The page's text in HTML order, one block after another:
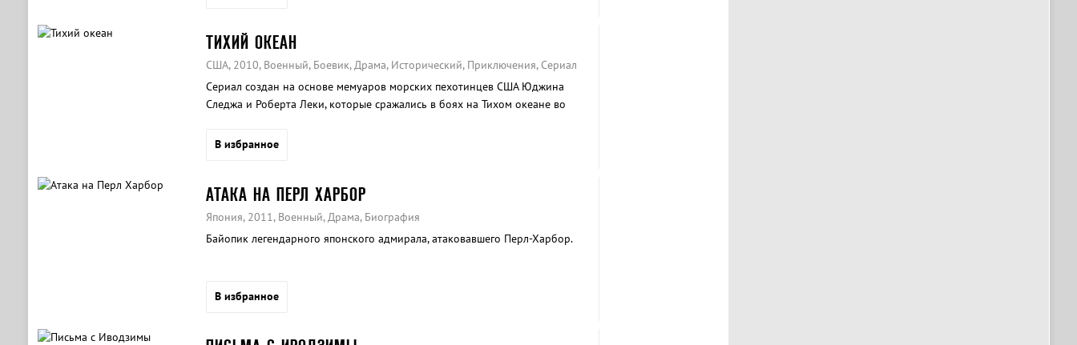
ТИХИЙ ОКЕАН
США, 2010, Военный, Боевик, Драма, Исторический, Приключения, Сериал
Сериал создан на основе мемуаров морских пехотинцев США Юджина
Следжа и Роберта Леки, которые сражались в боях на Тихом океане во
В избранное
АТАКА НА ПЕРЛ ХАРБОР
Япония, 2011, Военный, Драма, Биография
Байопик легендарного японского адмирала, атаковавшего Перл-Харбор.
В избранное